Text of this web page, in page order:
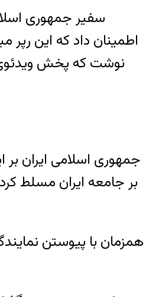
سفیر جمهوری
اطمینان داد که این رپر
نوشت که پخش ویدئوی
بر جامعه ایران مسلط
همزمان با پیوستن